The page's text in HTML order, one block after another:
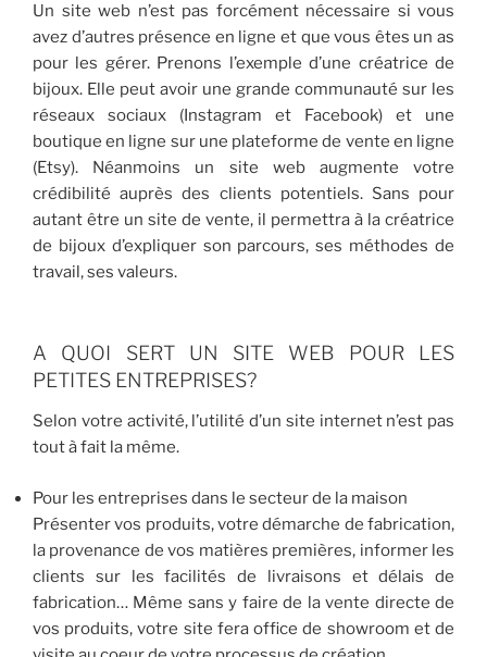
Un site web n’est pas forcément nécessaire si vous
avez d’autres présence en ligne et que vous êtes un as
pour les gérer. Prenons l’exemple d’une créatrice de
bijoux. Elle peut avoir une grande communauté sur les
réseaux sociaux (Instagram et Facebook) et une
boutique en ligne sur une plateforme de vente en ligne
(Etsy). Néanmoins un site web augmente votre
crédibilité auprès des clients potentiels. Sans pour
autant être un site de vente, il permettra à la créatrice
de bijoux d’expliquer son parcours, ses méthodes de
travail, ses valeurs.
A QUOI SERT UN SITE WEB POUR LES
PETITES ENTREPRISES?
Selon votre activité, l’utilité d’un site internet n’est pas
tout à fait la même.
Pour les entreprises dans le secteur de la maison
Présenter vos produits, votre démarche de fabrication,
la provenance de vos matières premières, informer les
clients sur les facilités de livraisons et délais de
fabrication… Même sans y faire de la vente directe de
vos produits, votre site fera office de showroom et de